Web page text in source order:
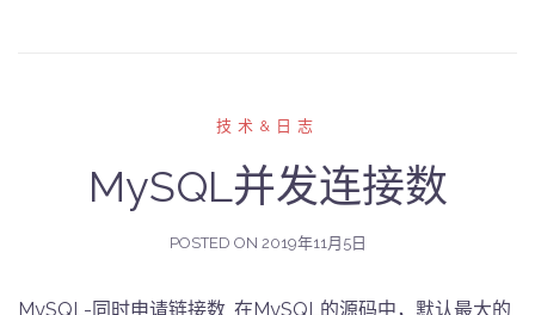
技术&日志
MySQL并发连接数
POSTED ON 2019年11月5日
MySQL-同时申请链接数, 在MySQL的源码中，默认最大的